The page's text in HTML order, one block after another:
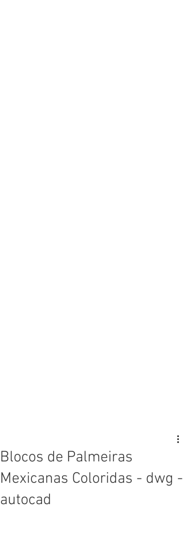
Blocos de Palmeiras
Mexicanas Coloridas - dwg -
autocad